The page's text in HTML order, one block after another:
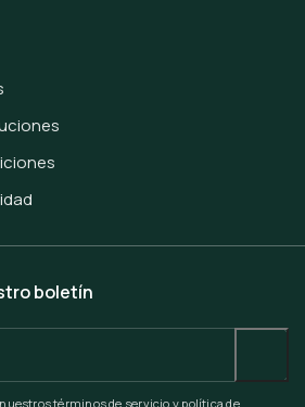
boletín
términos de servicio y política de